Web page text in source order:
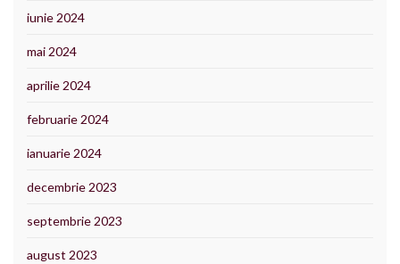
iunie 2024
mai 2024
aprilie 2024
februarie 2024
ianuarie 2024
decembrie 2023
septembrie 2023
august 2023